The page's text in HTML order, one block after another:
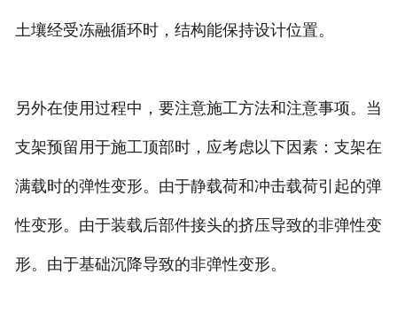
土壤经受冻融循环时，结构能保持设计位置。
另外在使用过程中，要注意施工方法和注意事项。当
支架预留用于施工顶部时，应考虑以下因素：支架在
满载时的弹性变形。由于静载荷和冲击载荷引起的弹
性变形。由于装载后部件接头的挤压导致的非弹性变
形。由于基础沉降导致的非弹性变形。